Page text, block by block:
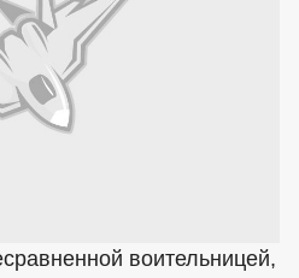
воительницей,